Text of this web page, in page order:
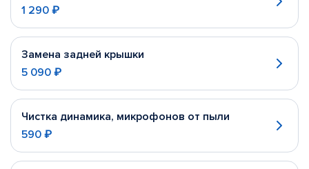
1 290 ₽
Замена задней крышки
5 090 ₽
Чистка динамика, микрофонов от пыли
590 ₽